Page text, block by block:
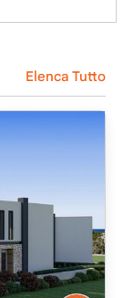
Elenca Tutto